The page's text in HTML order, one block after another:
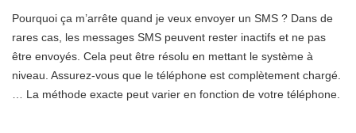
Pourquoi ça m’arrête quand je veux envoyer un SMS ? Dans de
rares cas, les messages SMS peuvent rester inactifs et ne pas
être envoyés. Cela peut être résolu en mettant le système à
niveau. Assurez-vous que le téléphone est complètement chargé.
… La méthode exacte peut varier en fonction de votre téléphone.